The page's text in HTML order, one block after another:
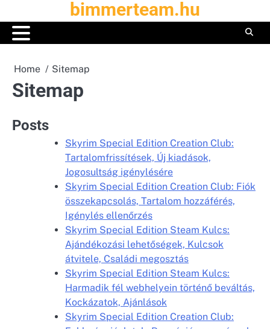
to
content
bimmerteam.hu
Home Sitemap
Sitemap
Posts
Skyrim Special Edition Creation Club:
Tartalomfrissítések, Új kiadások,
Jogosultság igénylésére
Skyrim Special Edition Creation Club: Fiók
összekapcsolás, Tartalom hozzáférés,
Igénylés ellenőrzés
Skyrim Special Edition Steam Kulcs:
Ajándékozási lehetőségek, Kulcsok
átvitele, Családi megosztás
Skyrim Special Edition Steam Kulcs:
Harmadik fél webhelyein történő beváltás,
Kockázatok, Ajánlások
Skyrim Special Edition Creation Club: